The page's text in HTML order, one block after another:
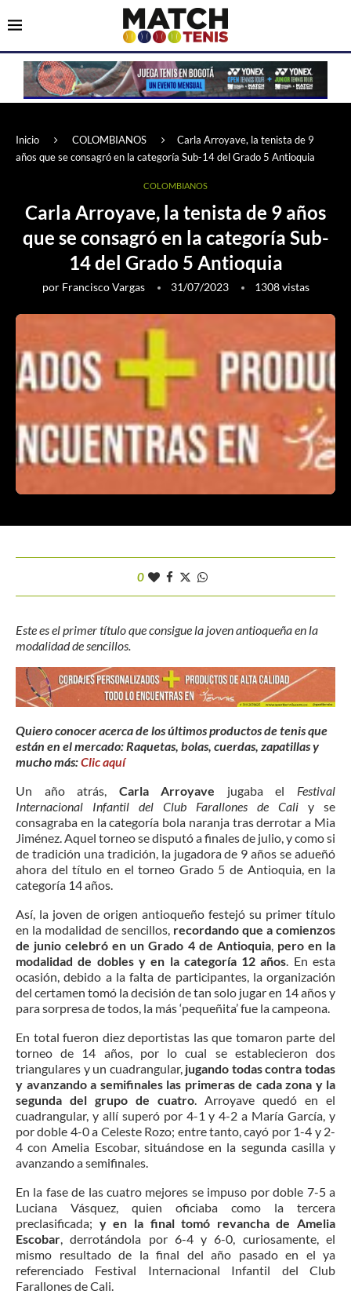
Inicio COLOMBIANOS
Carla Arroyave, la tenista de 9
años que se consagró en la categoría Sub-14 del Grado 5 Antioquia
COLOMBIANOS
Carla Arroyave, la tenista de 9 años
que se consagró en la categoría Sub-
14 del Grado 5 Antioquia
por Francisco Vargas 31/07/2023 1308vistas
0
Este es el primer título que consigue la joven antioqueña en la
modalidad de sencillos.
Quiero conocer acerca de los últimos productos de tenis que
están en el mercado: Raquetas, bolas, cuerdas, zapatillas y
mucho más:Clic aquí
Un año atrás, Carla Arroyave jugaba el Festival
Internacional Infantil del Club Farallones de Cali y se
consagraba en la categoría bola naranja tras derrotar a Mia
Jiménez. Aquel torneo se disputó a finales de julio, y como si
de tradición una tradición, la jugadora de 9 años se adueñó
ahora del título en el torneo Grado 5 de Antioquia, en la
categoría 14 años.
Así, la joven de origen antioqueño festejó su primer título
en la modalidad de sencillos, recordando que a comienzos
de junio celebró en un Grado 4 de Antioquia, pero en la
modalidad de dobles y en la categoría 12 años . En esta
ocasión, debido a la falta de participantes, la organización
del certamen tomó la decisión de tan solo jugar en 14 años y
para sorpresa de todos, la más ‘pequeñita’ fue la campeona.
En total fueron diez deportistas las que tomaron parte del
torneo de 14 años, por lo cual se establecieron dos
triangulares y un cuadrangular, jugando todas contra todas
y avanzando a semifinales las primeras de cada zona y la
segunda del grupo de cuatro . Arroyave quedó en el
cuadrangular, y allí superó por 4-1 y 4-2 a María García, y
por doble 4-0 a Celeste Rozo; entre tanto, cayó por 1-4 y 2-
4 con Amelia Escobar, situándose en la segunda casilla y
avanzando a semifinales.
En la fase de las cuatro mejores se impuso por doble 7-5 a
Luciana Vásquez, quien oficiaba como la tercera
preclasificada; y en la final tomó revancha de Amelia
Escobar , derrotándola por 6-4 y 6-0, curiosamente, el
mismo resultado de la final del año pasado en el ya
referenciado Festival Internacional Infantil del Club
Farallones de Cali.